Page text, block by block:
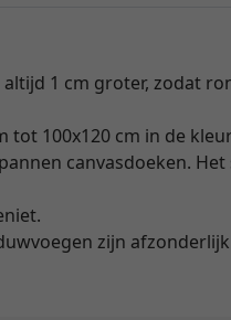
1 cm groter, zodat
tot 100x120 cm in de
canvasdoeken.
zijn